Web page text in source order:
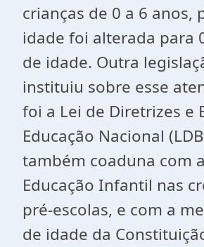
crianças de 0 a 6 anos,
idade foi alterada para
de idade. Outra
instituiu sobre esse
foi a Lei de Diretrizes e
Educação Nacional
também coaduna com
Educação Infantil nas
pré-escolas, e com a
de idade da